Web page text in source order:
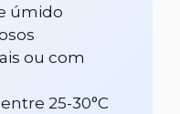
úmido
ou com
25-30°C